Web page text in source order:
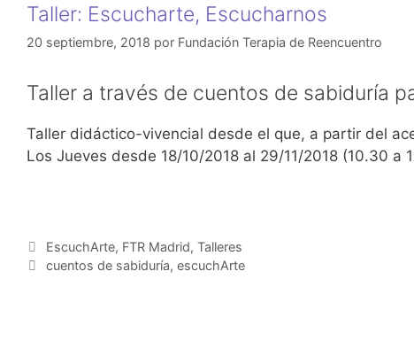
Taller: Escucharte, Escucharnos
20 septiembre, 2018 por Fundación Terapia de Reencuentro
Taller a través de cuentos de sabiduría
Taller didáctico-vivencial desde el que, a partir del
Los Jueves desde 18/10/2018 al 29/11/2018 (10.30 a
EscuchArte, FTR Madrid, Talleres
cuentos de sabiduría, escuchArte